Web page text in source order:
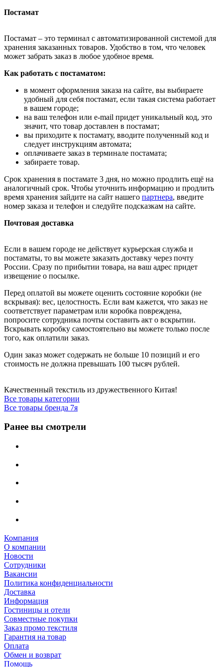
Постамат
Постамат – это терминал с автоматизированной системой для
хранения заказанных товаров. Удобство в том, что человек
может забрать заказ в любое удобное время.
Как работать с постаматом:
в момент оформления заказа на сайте, вы выбираете
удобный для себя постамат, если такая система работает
в вашем городе;
на ваш телефон или e-mail придет уникальный код, это
значит, что товар доставлен в постамат;
вы приходите к постамату, вводите полученный код и
следует инструкциям автомата;
оплачиваете заказ в терминале постамата;
забираете товар.
Срок хранения в постамате 3 дня, но можно продлить ещё на
аналогичный срок. Чтобы уточнить информацию и продлить
время хранения зайдите на сайт нашего партнера, введите
номер заказа и телефон и следуйте подсказкам на сайте.
Почтовая доставка
Если в вашем городе не действует курьерская служба и
постаматы, то вы можете заказать доставку через почту
России. Сразу по прибытии товара, на ваш адрес придет
извещение о посылке.
Перед оплатой вы можете оценить состояние коробки (не
вскрывая): вес, целостность. Если вам кажется, что заказ не
соответствует параметрам или коробка повреждена,
попросите сотрудника почты составить акт о вскрытии.
Вскрывать коробку самостоятельно вы можете только после
того, как оплатили заказ.
Один заказ может содержать не больше 10 позиций и его
стоимость не должна превышать 100 тысяч рублей.
Качественный текстиль из дружественного Китая!
Все товары категории
Все товары бренда 7я
Ранее вы смотрели
Компания
О компании
Новости
Сотрудники
Вакансии
Политика конфиденциальности
Доставка
Информация
Гостиницы и отели
Совместные покупки
Заказ промо текстиля
Гарантия на товар
Оплата
Обмен и возврат
Помощь